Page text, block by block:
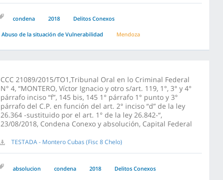
condena 2018 Delitos Conexos
Abuso de la situación de Vulnerabilidad Mendoza
CCC 21089/2015/TO1,Tribunal Oral en lo Criminal Federal
N° 4, “MONTERO, Víctor Ignacio y otro s/art. 119, 1°, 3° y 4°
párrafo inciso “f”, 145 bis, 145 1° párrafo 1° punto y 3°
párrafo del C.P. en función del art. 2° inciso “d” de la ley
26.364 -sustituido por el art. 1° de la ley 26.842-“,
23/08/2018, Condena Conexo y absolución, Capital Federal
TESTADA - Montero Cubas (Fisc 8 Chelo)
absolucion condena 2018 Delitos Conexos